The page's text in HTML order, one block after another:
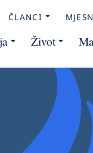
ČLANCI
Život